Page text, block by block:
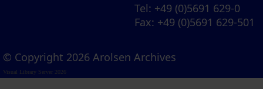
Tel: +49 (0)5691 629-0
Fax: +49 (0)5691 629-501
© Copyright 2026 Arolsen Archives
Visual Library Server 2026